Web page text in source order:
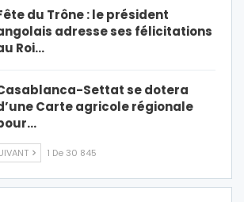
du Trône : le président
adresse ses félicitations
Roi…
Settat se dotera
Carte agricole régionale
1 De 30 845